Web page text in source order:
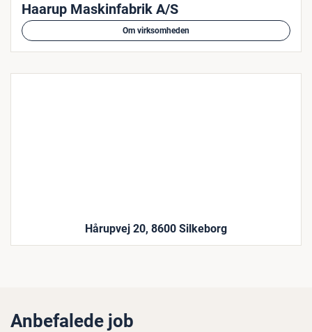
Haarup Maskinfabrik A/S
Om virksomheden
Hårupvej 20, 8600 Silkeborg
Anbefalede job